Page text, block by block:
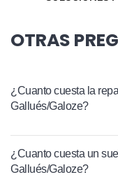
OTRAS
¿Cuanto cuesta la
Gallués/Galoze?
¿Cuanto cuesta un
Gallués/Galoze?